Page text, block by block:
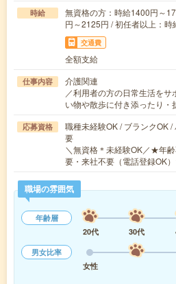
時給
無資格の方：時給1400円～
円～2125円 / 初任者以上：
交通費
全額支給
仕事内容
介護関連
／利用者の方の日常生活を
い物や散歩に付き添ったり
応募資格
職種未経験OK / ブランクOK
要
＼無資格＊未経験OK／★年
要・来社不要（電話登録OK
職場の雰囲気
年齢層
20代
30代
男女比率
女性